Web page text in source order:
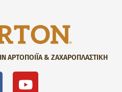
ΑΡΤΟΠΟΙΪΑ & ΖΑΧΑΡΟΠΛΑΣΤΙΚΗ